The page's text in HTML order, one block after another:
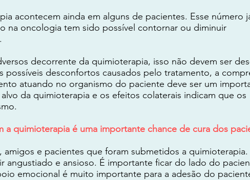
acontecem ainda em alguns de pacientes. Esse número
na oncologia tem sido possível contornar ou diminuir
decorrente da quimioterapia, isso não devem ser
desconfortos causados pelo tratamento, a
atuando no organismo do paciente deve ser um
da quimioterapia e os efeitos colaterais indicam que os
quimioterapia é uma importante chance de cura dos
amigos e pacientes que foram submetidos a quimioterapia.
angustiado e ansioso. É importante ficar do lado do
emocional é muito importante para a adesão do